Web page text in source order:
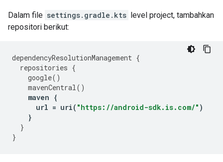
Dalam file settings.gradle.kts level project, tambahkan
repositori berikut:
dependencyResolutionManagement {
repositories {
google()
mavenCentral ()
maven {
url = uri( "https://android-sdk.is.com/" )
}
}
}